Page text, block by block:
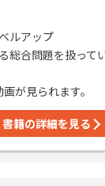
ルアップ
総合問題を扱って
が見られます。
書籍の詳細を見る